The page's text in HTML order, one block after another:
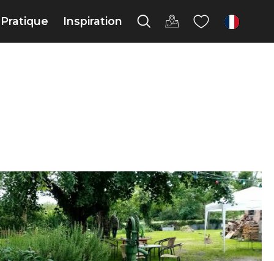
Pratique Inspiration fr